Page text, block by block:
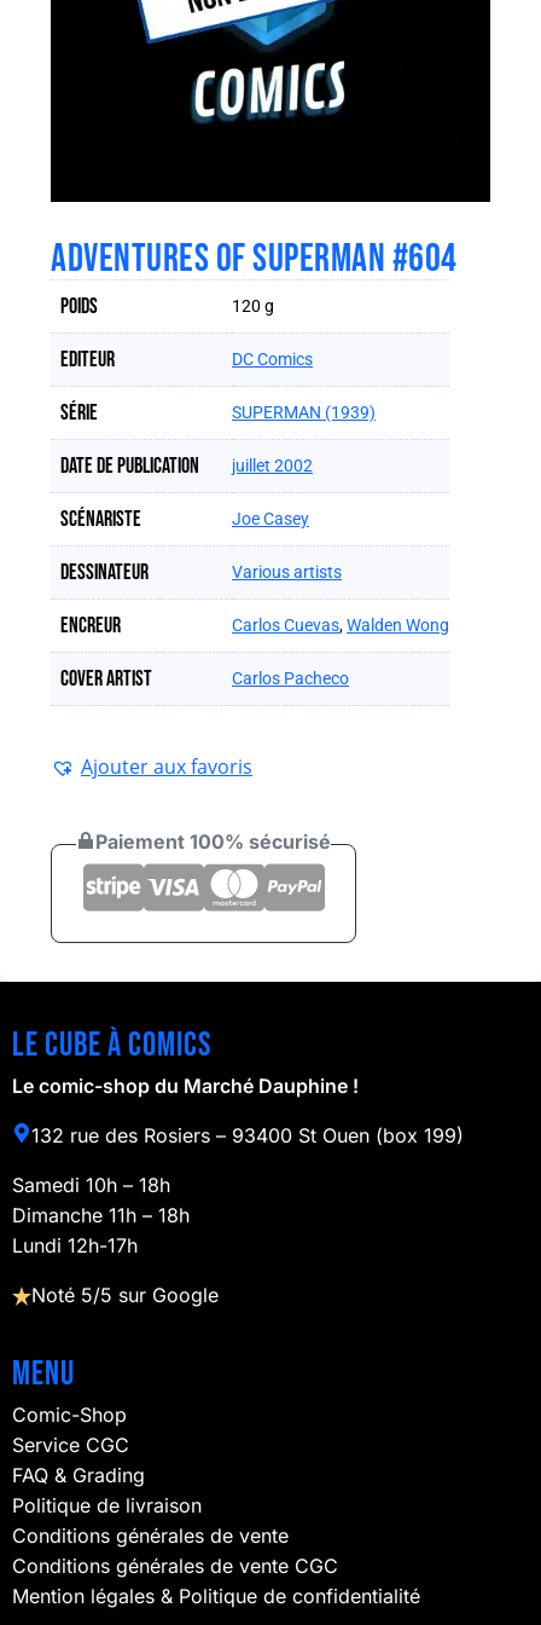
ADVENTURES OF SUPERMAN #604
Poids 120 g
Editeur DC Comics
Série SUPERMAN (1939)
Date de publication juillet 2002
Scénariste Joe Casey
Dessinateur Various artists
Encreur Carlos Cuevas,Walden Wong
Cover artist Carlos Pacheco
Ajouter aux favoris
Paiement 100% sécurisé
Le cube à comics
Le comic-shop du Marché Dauphine !
132 rue des Rosiers – 93400 St Ouen (box 199)
Samedi 10h – 18h
Dimanche 11h – 18h
Lundi 12h-17h
Noté 5/5 sur Google
Menu
Comic-Shop
Service CGC
FAQ & Grading
Politique de livraison
Conditions générales de vente
Conditions générales de vente CGC
Mention légales & Politique de confidentialité